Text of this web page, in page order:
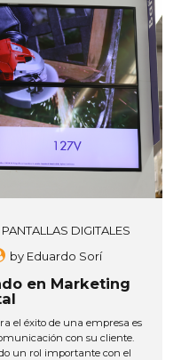
PANTALLAS DIGITALES
by Eduardo Sorí
en Marketing
el éxito de una empresa es
con su cliente.
un rol importante con el